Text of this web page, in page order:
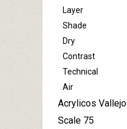
Layer
Shade
Dry
Contrast
Technical
Air
Acrylicos Vallejo
Scale 75